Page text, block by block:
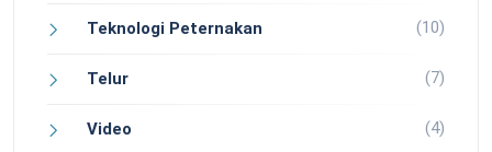
Teknologi Peternakan (10)
Telur (7)
Video (4)